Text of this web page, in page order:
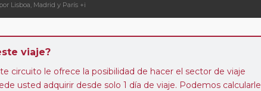
Lisboa, Madrid y París +i
viaje?
circuito le ofrece la posibilidad de hacer el sector de viaje
usted adquirir desde solo 1 día de viaje. Podemos calcularle